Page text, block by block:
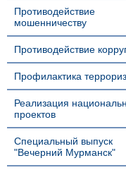
Противодействие
мошенничеству
Противодействие
Профилактика
Реализация
проектов
Специальный выпуск
"Вечерний Мурманск"